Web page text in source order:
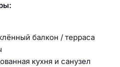
балкон / терраса
кухня и санузел